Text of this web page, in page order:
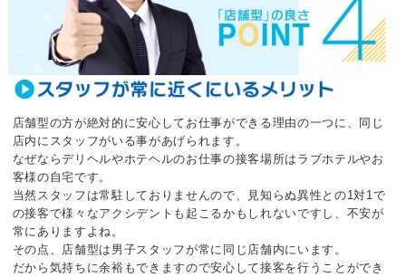
店舗型の方が絶対的に安心してお仕事ができる理由の一つに、
同じ
店内にスタッフがいる事があげられます。
なぜならデリヘルやホテヘルのお仕事の接客場所はラブホテルやお
客様の自宅です。
当然スタッフは常駐しておりませんので、
見知らぬ異性との1対1で
の接客で様々なアクシデントも起こるかもしれないですし、 不安が
常にありますよね。
その点、店舗型は男子スタッフが常に同じ店舗内にいます。
だから気持ちに余裕もできますので安心して接客を行うことができ